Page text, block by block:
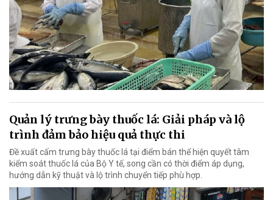
Quản lý trưng bày thuốc lá: Giải pháp và lộ
trình đảm bảo hiệu quả thực thi
Đề xuất cấm trưng bày thuốc lá tại điểm bán thể hiện quyết tâm
kiểm soát thuốc lá của Bộ Y tế, song cần có thời điểm áp dụng,
hướng dẫn kỹ thuật và lộ trình chuyển tiếp phù hợp.